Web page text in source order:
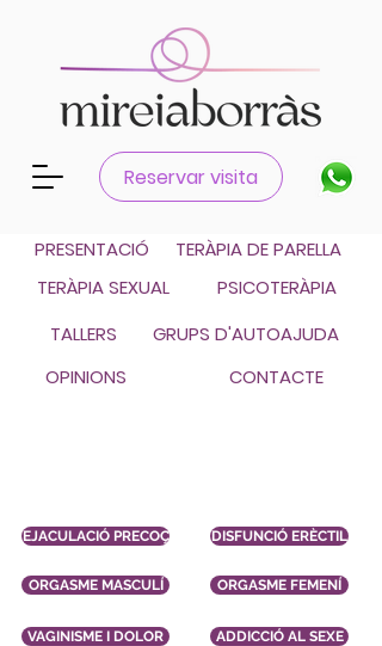
Reservar visita
Català
Castellano
PRESENTACIÓ
TERÀPIA DE PARELLA
TERÀPIA SEXUAL
PSICOTERÀPIA
TALLERS
GRUPS D'AUTOAJUDA
OPINIONS
CONTACTE
EJACULACIÓ PRECOÇ
ORGASME MASCULÍ
VAGINISME I DOLOR
DISFUNCIÓ ERÈCTIL
ORGASME FEMENÍ
ADDICCIÓ AL SEXE